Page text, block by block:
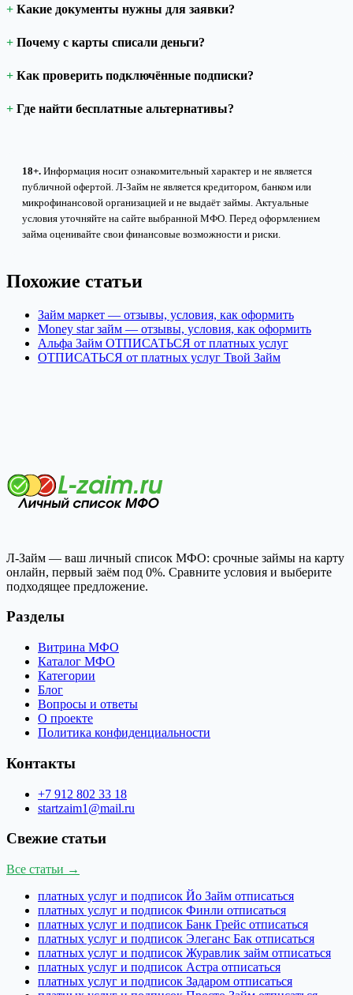
Какие документы нужны для заявки?
Почему с карты списали деньги?
Как проверить подключённые подписки?
Где найти бесплатные альтернативы?
18+. Информация носит ознакомительный характер и не является
публичной офертой. Л-Займ не является кредитором, банком или
микрофинансовой организацией и не выдаёт займы. Актуальные
условия уточняйте на сайте выбранной МФО. Перед оформлением
займа оценивайте свои финансовые возможности и риски.
Похожие статьи
Займ маркет — отзывы, условия, как оформить
Money star займ — отзывы, условия, как оформить
Альфа Займ ОТПИСАТЬСЯ от платных услуг
ОТПИСАТЬСЯ от платных услуг Твой Займ
Л-Займ — ваш личный список МФО: срочные займы на карту
онлайн, первый заём под 0%. Сравните условия и выберите
подходящее предложение.
Разделы
Витрина МФО
Каталог МФО
Категории
Блог
Вопросы и ответы
О проекте
Политика конфиденциальности
Контакты
+7 912 802 33 18
startzaim1@mail.ru
Свежие статьи
Все статьи →
платных услуг и подписок Йо Займ отписаться
платных услуг и подписок Финли отписаться
платных услуг и подписок Банк Грейс отписаться
платных услуг и подписок Элеганс Бак отписаться
платных услуг и подписок Журавлик займ отписаться
платных услуг и подписок Астра отписаться
платных услуг и подписок Задаром отписаться